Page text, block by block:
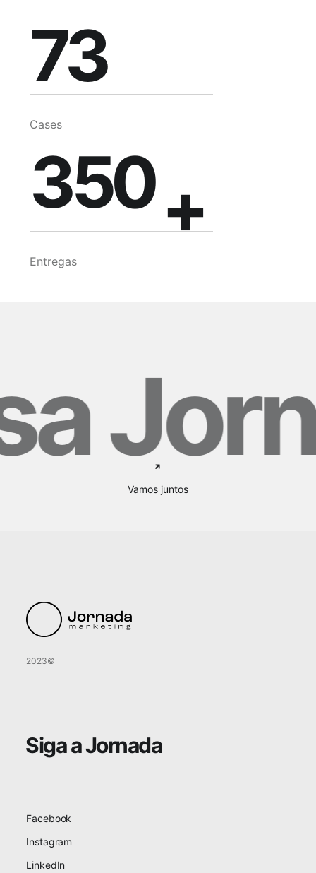
73
Cases
348
349
350 +
Entregas
Vamos juntos
2023©
Siga a Jornada
Facebook
Instagram
LinkedIn